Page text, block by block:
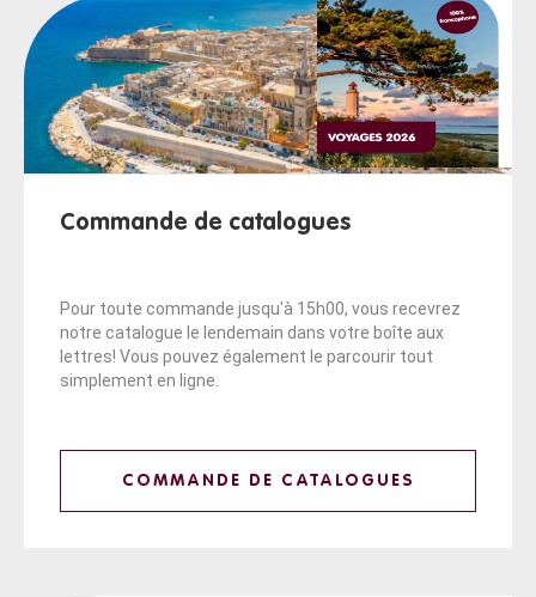
Commande de catalogues
Pour toute commande jusqu'à 15h00, vous recevrez
notre catalogue le lendemain dans votre boîte aux
lettres! Vous pouvez également le parcourir tout
simplement en ligne.
COMMANDE DE CATALOGUES